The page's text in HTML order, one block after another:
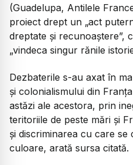
(Guadelupa, Antilele
proiect drept un „act
dreptate și recunoaștere”,
„vindeca singur rănile
Dezbaterile s-au axat în
și colonialismului din
astăzi ale acestora, prin
teritoriile de peste mări și
și discriminarea cu care
culoare, arată sursa citată.